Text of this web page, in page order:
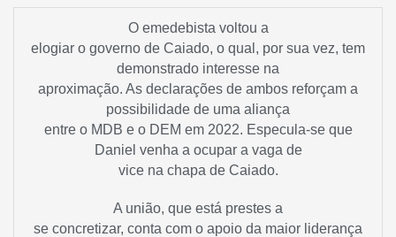
O emedebista voltou a
elogiar o governo de Caiado, o qual, por sua vez, tem
demonstrado interesse na
aproximação. As declarações de ambos reforçam a
possibilidade de uma aliança
entre o MDB e o DEM em 2022. Especula-se que
Daniel venha a ocupar a vaga de
vice na chapa de Caiado.
A união, que está prestes a
se concretizar, conta com o apoio da maior liderança